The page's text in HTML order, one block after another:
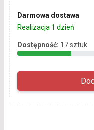
Darmowa dostawa
Realizacja 1 dzień
Dostępność: 17 sztuk